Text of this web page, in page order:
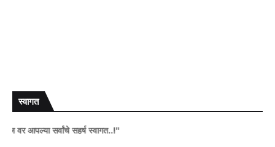
स्वागत
सर्वांचे सहर्ष स्वागत..!"